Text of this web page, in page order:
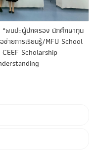
“พบปะผู้ปกครอง นักศึกษาทุน
ข่ายการเรียนรู้/MFU School
Scholarship